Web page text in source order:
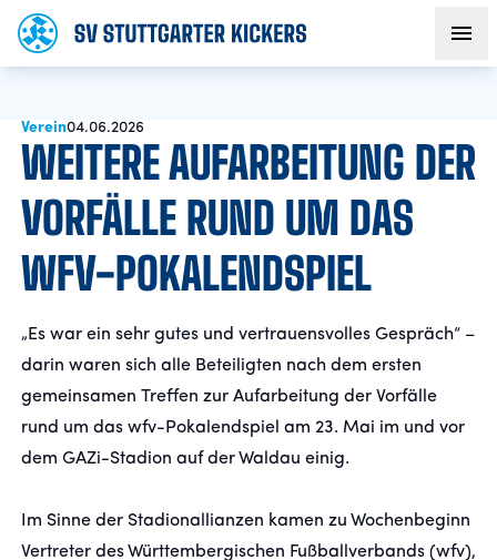
AKTUELLES
TEAM
VEREIN
FANS
NACHWUCHS
BUSINESS
Verein04.06.2026
WEITERE AUFARBEITUNG DER
VORFÄLLE RUND UM DAS
WFV-POKALENDSPIEL
„Es war ein sehr gutes und vertrauensvolles Gespräch“ –
darin waren sich alle Beteiligten nach dem ersten
gemeinsamen Treffen zur Aufarbeitung der Vorfälle
rund um das wfv-Pokalendspiel am 23. Mai im und vor
dem GAZi-Stadion auf der Waldau einig.
Im Sinne der Stadionallianzen kamen zu Wochenbeginn
Vertreter des Württembergischen Fußballverbands (wfv),